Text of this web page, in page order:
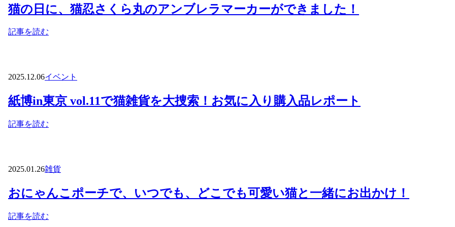
猫の日に、猫忍さくら丸のアンブレラマーカーができました！
記事を読む
2025.12.06イベント
紙博in東京 vol.11で猫雑貨を大捜索！お気に入り購入品レポート
記事を読む
2025.01.26雑貨
おにゃんこポーチで、いつでも、どこでも可愛い猫と一緒にお出かけ！
記事を読む